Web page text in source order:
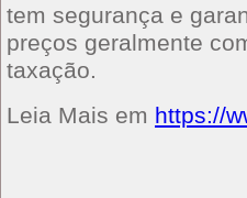
tem segurança e
preços geralmente
taxação.
Leia Mais em https://